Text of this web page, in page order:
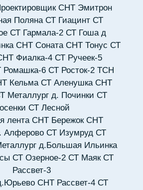
СНТ Эмитрон
Поляна СТ Гиацинт СТ
СТ Гармала-2 СТ Гоша д
СНТ Соната СНТ Тонус СТ
Фиалка-4 СТ Ручеек-5
Ромашка-6 СТ Росток-2 ТСН
Кельма СТ Аленушка СНТ
Металлург д. Починки СТ
СТ Лесной
лента СНТ Бережок СНТ
Алферово СТ Изумруд СТ
д.Большая Ильинка
СТ Озерное-2 СТ Маяк СТ
Рассвет-3
СНТ Рассвет-4 СТ